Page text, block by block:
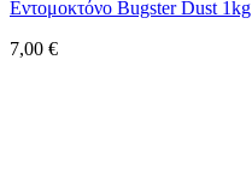
Εντομοκτόνο Bugster Dust 1kg
7,00 €